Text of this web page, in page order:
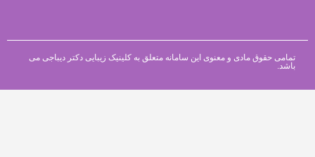
تمامی حقوق مادی و معنوی این سامانه متعلق به کلینیک زیبایی دکتر دیباجی می
باشد.